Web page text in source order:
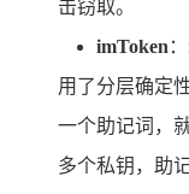
击窃取。
imToken
用了分层确定
一个助记词，
多个私钥，助